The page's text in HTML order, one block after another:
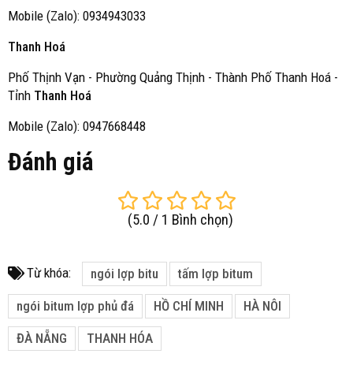
Mobile (Zalo): 0934943033
Thanh Hoá
Phố Thịnh Vạn - Phường Quảng Thịnh - Thành Phố Thanh Hoá -
Tỉnh Thanh Hoá
Mobile (Zalo): 0947668448
Đánh giá
(5.0 / 1 Bình chọn)
Từ khóa: ngói lợp bitu tấm lợp bitum
ngói bitum lợp phủ đá HỒ CHÍ MINH HÀ NÔI
ĐÀ NẴNG THANH HÓA